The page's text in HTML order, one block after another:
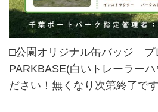
□公園オリジナル缶バッジ プ
PARKBASE(白いトレーラー
ださい！無くなり次第終了です